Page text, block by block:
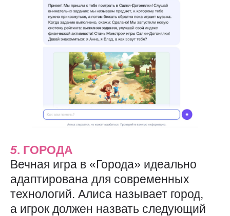
5. ГОРОДА
Вечная игра в «Города» идеально
адаптирована для современных
технологий. Алиса называет город,
а игрок должен назвать следующий